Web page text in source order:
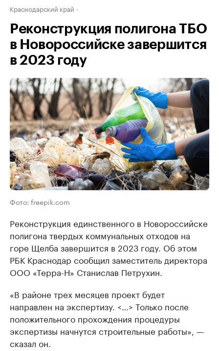
Краснодарский край
Реконструкция полигона ТБО
в Новороссийске завершится
в 2023 году
Фото: freepik.com
Реконструкция единственного в Новороссийске
полигона твердых коммунальных отходов на
горе Щелба завершится в 2023 году. Об этом
РБК Краснодар сообщил заместитель директора
ООО «Терра-Н» Станислав Петрухин.
«В районе трех месяцев проект будет
направлен на экспертизу. <…> Только после
положительного прохождения процедуры
экспертизы начнутся строительные работы», —
сказал он.